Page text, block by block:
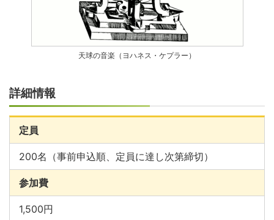
天球の音楽（ヨハネス・ケプラー）
詳細情報
定員
200名（事前申込順、定員に達し次第締切）
参加費
1,500円